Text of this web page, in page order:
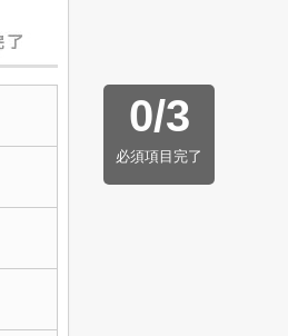
0/3
必須項目完了